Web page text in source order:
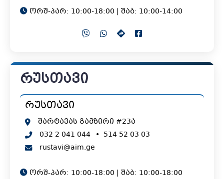
ორშ-პარ: 10:00-18:00 | შაბ: 10:00-14:00
რუსთავი
რუსთავი
შარტავას გამზირი #23ა
032 2 041 044 • 514 52 03 03
rustavi@aim.ge
ორშ-პარ: 10:00-18:00 | შაბ: 10:00-18:00